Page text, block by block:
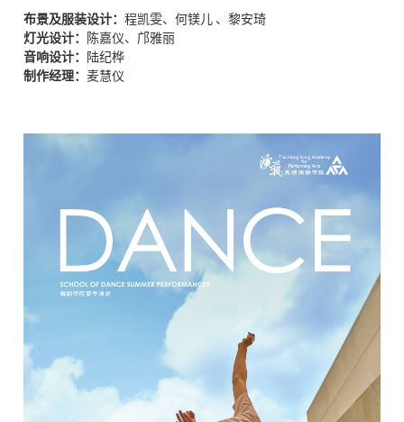
布景及服装设计： 程凯雯、 何镁儿 、 黎安琦
灯光设计： 陈嘉仪、邝雅丽
音响设计： 陆纪桦
制作经理： 麦慧仪